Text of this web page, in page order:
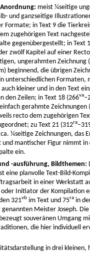
meist ¼seitige
und ganzseitige
Formate; in Text 9 die
zugehörigen Text
gegenübergestellt; in Text
zwölf Kapitel auf einer
ungerahmten Zeichnung
beginnend, die übrigen
unterschiedlichen Formaten,
kleiner und in den Text
den Zeilen; in Text 18 (266va
gerahmte Zeichnungen
recto dem zugehörigen
zu Text 21 (312ra
¼seitige Zeichnungen, das
und mantischer Figur nimmt in
ein.
-ausführung, Bildthemen:
eine planvolle Text-Bild-
in einer Werkstatt
oder Initiator der Kompilation
321vb im Text und 75ra in
Meister Joseph. Die
souveränen Umgang
die hier individuell
in drei kleinen,